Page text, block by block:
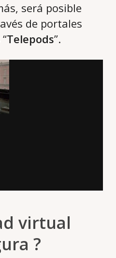
será posible
de portales
Telepods”.
virtual
?